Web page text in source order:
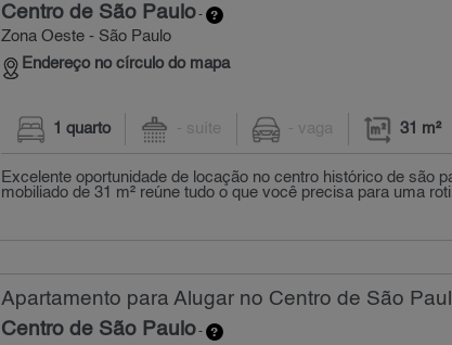
Centro de São Paulo-
Zona Oeste - São Paulo
Endereço no círculo do mapa
1 quarto - suíte - vaga 31 m²
Excelente oportunidade de locação no centro histórico de são
mobiliado de 31 m² reúne tudo o que você precisa para uma
Apartamento para Alugar no Centro de São
Centro de São Paulo-